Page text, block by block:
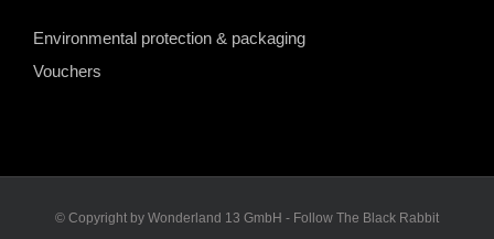
Environmental protection & packaging
Vouchers
© Copyright by Wonderland 13 GmbH - Follow The Black Rabbit